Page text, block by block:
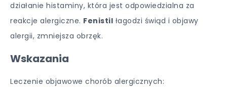
działanie histaminy, która jest odpowiedzialna za
reakcje alergiczne. Fenistil łagodzi świąd i objawy
alergii, zmniejsza obrzęk.
Wskazania
Leczenie objawowe chorób alergicznych: